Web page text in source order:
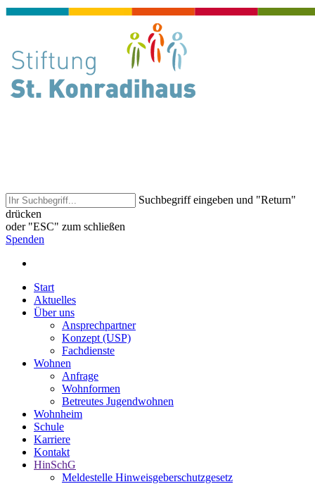
Suchbegriff eingeben und "Return"
drücken
oder "ESC" zum schließen
Spenden
Start
Aktuelles
Über uns
Ansprechpartner
Konzept (USP)
Fachdienste
Wohnen
Anfrage
Wohnformen
Betreutes Jugendwohnen
Wohnheim
Schule
Karriere
Kontakt
HinSchG
Meldestelle Hinweisgeberschutzgesetz